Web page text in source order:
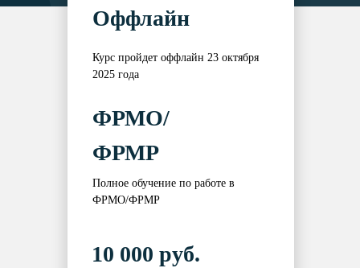
Полное обучение по работе в
ФРМО/ФРМР
ФРМО/
ФРМР
10 000 руб.
Оффлайн
Курс пройдет оффлайн 23 октября
2025 года